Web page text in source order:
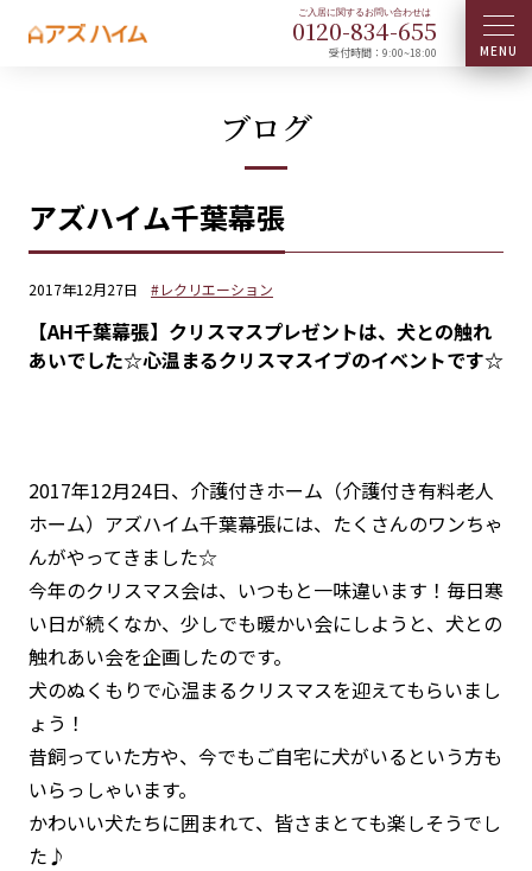
0120-834-655
受付時間：9:00~18:00
ブログ
アズハイム千葉幕張
2017年12月27日 #レクリエーション
【AH千葉幕張】クリスマスプレゼントは、犬との触れ
あいでした☆心温まるクリスマスイブのイベントです☆
2017年12月24日、介護付きホーム（介護付き有料老人
ホーム）アズハイム千葉幕張には、たくさんのワンちゃ
んがやってきました☆
今年のクリスマス会は、いつもと一味違います！毎日寒
い日が続くなか、少しでも暖かい会にしようと、犬との
触れあい会を企画したのです。
犬のぬくもりで心温まるクリスマスを迎えてもらいまし
ょう！
昔飼っていた方や、今でもご自宅に犬がいるという方も
いらっしゃいます。
かわいい犬たちに囲まれて、皆さまとても楽しそうでし
た♪